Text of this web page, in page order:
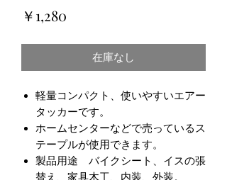
￥1,280
在庫なし
軽量コンパクト、使いやすいエアー
タッカーです。
ホームセンターなどで売っているス
テープルが使用できます。
製品用途 バイクシート、イスの張
替え、家具木工、内装、外装。